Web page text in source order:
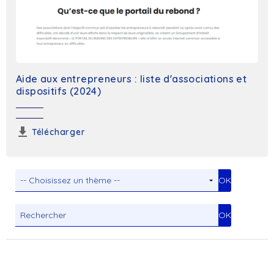
Aide aux entrepreneurs : liste d'associations et
dispositifs (2024)
Télécharger